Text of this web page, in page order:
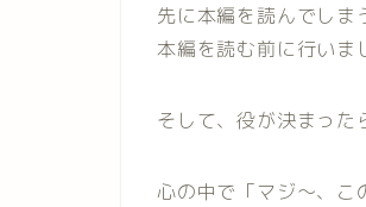
先に本編を読んでしま
本編を読む前に行いま
そして、役が決まった
心の中で「マジ〜、こ